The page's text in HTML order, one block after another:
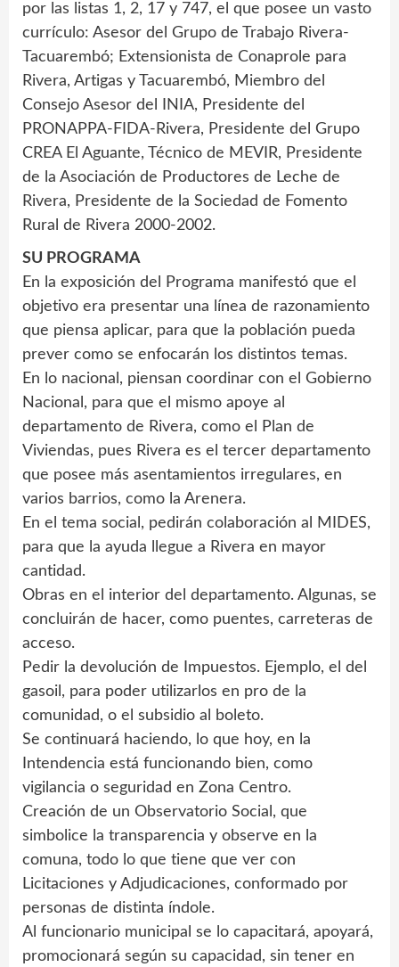
por las listas 1, 2, 17 y 747, el que posee un vasto
currículo: Asesor del Grupo de Trabajo Rivera-
Tacuarembó; Extensionista de Conaprole para
Rivera, Artigas y Tacuarembó, Miembro del
Consejo Asesor del INIA, Presidente del
PRONAPPA-FIDA-Rivera, Presidente del Grupo
CREA El Aguante, Técnico de MEVIR, Presidente
de la Asociación de Productores de Leche de
Rivera, Presidente de la Sociedad de Fomento
Rural de Rivera 2000-2002.
SU PROGRAMA
En la exposición del Programa manifestó que el
objetivo era presentar una línea de razonamiento
que piensa aplicar, para que la población pueda
prever como se enfocarán los distintos temas.
En lo nacional, piensan coordinar con el Gobierno
Nacional, para que el mismo apoye al
departamento de Rivera, como el Plan de
Viviendas, pues Rivera es el tercer departamento
que posee más asentamientos irregulares, en
varios barrios, como la Arenera.
En el tema social, pedirán colaboración al MIDES,
para que la ayuda llegue a Rivera en mayor
cantidad.
Obras en el interior del departamento. Algunas, se
concluirán de hacer, como puentes, carreteras de
acceso.
Pedir la devolución de Impuestos. Ejemplo, el del
gasoil, para poder utilizarlos en pro de la
comunidad, o el subsidio al boleto.
Se continuará haciendo, lo que hoy, en la
Intendencia está funcionando bien, como
vigilancia o seguridad en Zona Centro.
Creación de un Observatorio Social, que
simbolice la transparencia y observe en la
comuna, todo lo que tiene que ver con
Licitaciones y Adjudicaciones, conformado por
personas de distinta índole.
Al funcionario municipal se lo capacitará, apoyará,
promocionará según su capacidad, sin tener en